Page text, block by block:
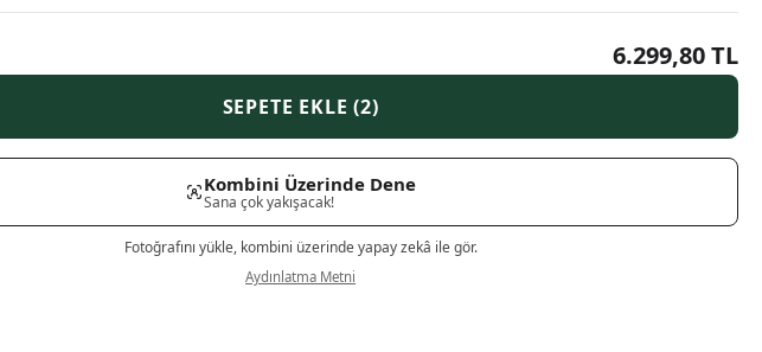
6.299,80 TL
SEPETE EKLE (2)
Kombini Üzerinde Dene
Sana çok yakışacak!
Fotoğrafını yükle, kombini üzerinde yapay zekâ ile gör.
Aydınlatma Metni